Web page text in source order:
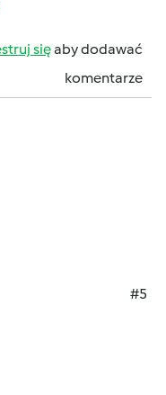
sięaby dodawać
komentarze
#5